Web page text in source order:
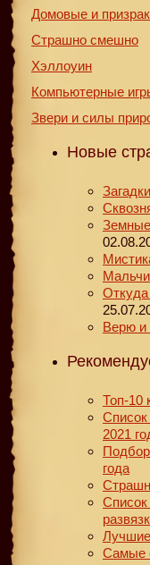
Домовые и
Страшно смешно
Хэллоуин
Компьютерные
Звери и силы
Новые
Откуда
Верю и
Топ-10
2021
года
Список
Самые